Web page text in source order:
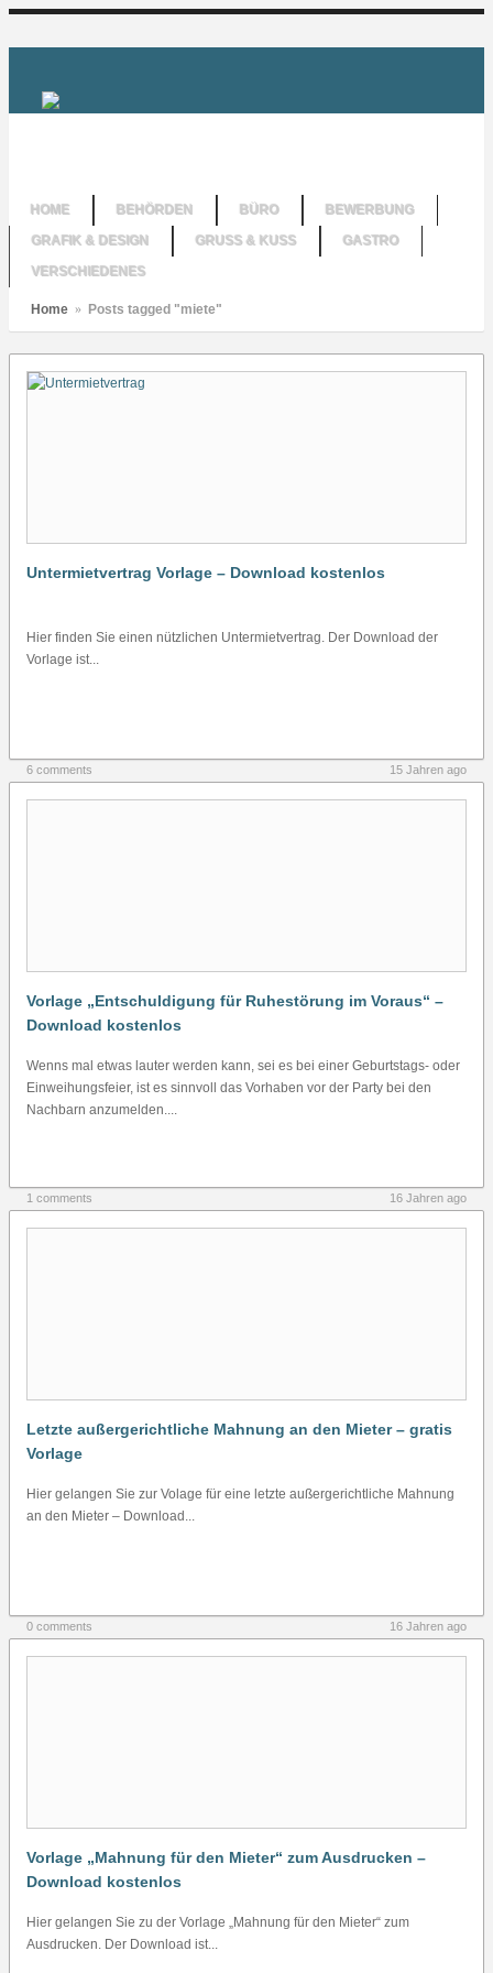
HOME BEHÖRDEN BÜRO
BEWERBUNG
GRAFIK & DESIGN
GRUSS & KUSS
GASTRO
VERSCHIEDENES
Home » Posts tagged "miete"
Untermietvertrag Vorlage – Download kostenlos
Hier finden Sie einen nützlichen Untermietvertrag. Der Download der
Vorlage ist...
6 comments 15 Jahren ago
Vorlage „Entschuldigung für Ruhestörung im Voraus“ –
Download kostenlos
Wenns mal etwas lauter werden kann, sei es bei einer Geburtstags- oder
Einweihungsfeier, ist es sinnvoll das Vorhaben vor der Party bei den
Nachbarn anzumelden....
1 comments 16 Jahren ago
Letzte außergerichtliche Mahnung an den Mieter – gratis
Vorlage
Hier gelangen Sie zur Volage für eine letzte außergerichtliche Mahnung
an den Mieter – Download...
0 comments 16 Jahren ago
Vorlage „Mahnung für den Mieter“ zum Ausdrucken –
Download kostenlos
Hier gelangen Sie zu der Vorlage „Mahnung für den Mieter“ zum
Ausdrucken. Der Download ist...